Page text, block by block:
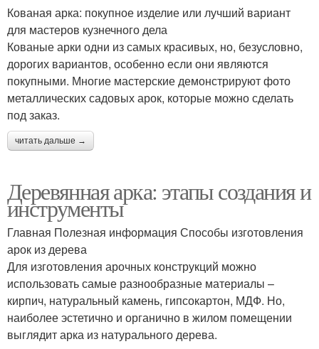
Кованая арка: покупное изделие или лучший вариант
для мастеров кузнечного дела
Кованые арки одни из самых красивых, но, безусловно,
дорогих вариантов, особенно если они являются
покупными. Многие мастерские демонстрируют фото
металлических садовых арок, которые можно сделать
под заказ.
читать дальше →
Деревянная арка: этапы создания и
инструменты
Главная Полезная информация Способы изготовления
арок из дерева
Для изготовления арочных конструкций можно
использовать самые разнообразные материалы –
кирпич, натуральный камень, гипсокартон, МДФ. Но,
наиболее эстетично и органично в жилом помещении
выглядит арка из натурального дерева.